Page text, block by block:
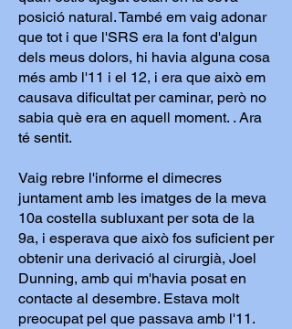
posició natural. També em vaig adonar
que tot i que l'SRS era la font d'algun
dels meus dolors, hi havia alguna cosa
més amb l'11 i el 12, i era que això em
causava dificultat per caminar, però no
sabia què era en aquell moment. . Ara
té sentit.
Vaig rebre l'informe el dimecres
juntament amb les imatges de la meva
10a costella subluxant per sota de la
9a, i esperava que això fos suficient per
obtenir una derivació al cirurgià, Joel
Dunning, amb qui m'havia posat en
contacte al desembre. Estava molt
preocupat pel que passava amb l'11.